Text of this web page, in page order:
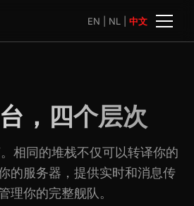
EN NL 中文
，四个层次
相同的堆栈不仅可以转译你的
的服务器，提供实时和消息传
理你的完整舰队。